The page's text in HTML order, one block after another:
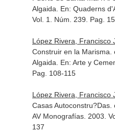
Algaida. En: Quaderns
Vol. 1. Núm. 239. Pag.
López Rivera, Francisco
Construir en la Marisma.
Algaida. En: Arte y
Pag. 108-115
López Rivera, Francisco
Casas Autoconstru?Das.
AV Monografías. 2003.
137